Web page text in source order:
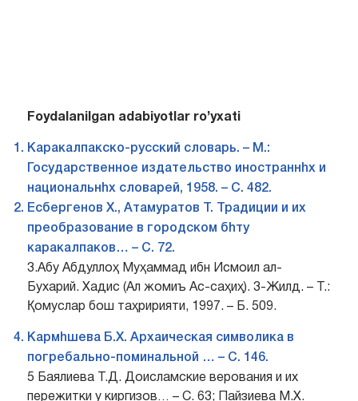
Foydalanilgan adabiyotlar ro’yxati
Каракалпакско-русский словарь. – М.:
Государственное издательство иностраннhх и
национальнhх словарей, 1958. – С. 482.
Есбергенов Х., Атамуратов Т. Традиции и их
преобразование в городском бhту
каракалпаков… – С. 72.
3.Абу Абдуллоҳ Муҳаммад ибн Исмоил ал-
Бухарий. Хадис (Ал жомиъ Ас-саҳиҳ). 3-Жилд. – Т.:
Қомуслар бош таҳририяти, 1997. – Б. 509.
Кармhшева Б.Х. Архаическая символика в
погребально-поминальной … – С. 146.
5 Баялиева Т.Д. Доисламские верования и их
пережитки у киргизов… – С. 63; Пайзиева М.Х.